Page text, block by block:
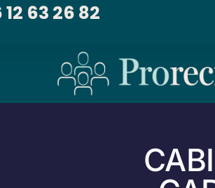
12 63 26 82